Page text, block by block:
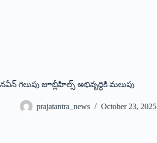
నవీన్‌ గెలుపు జూబ్లీహిల్స్‌ అభివృద్ధికి మలుపు
prajatantra_news October 23, 2025